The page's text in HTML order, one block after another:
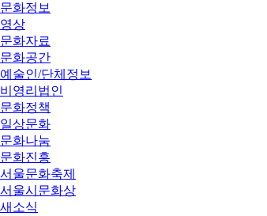
문화정보
영상
문화자료
문화공간
예술인/단체정보
비영리법인
문화정책
일상문화
문화나눔
문화진흥
서울문화축제
서울시문화상
새소식